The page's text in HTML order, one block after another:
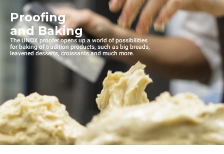
Proofing
and Baking
The UNOX proofer opens up a world of possibilities
for baking of tradition products, such as big breads,
leavened desserts, croissants and much more.